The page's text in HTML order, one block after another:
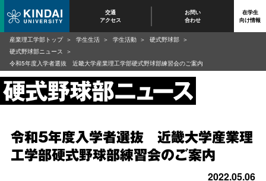
交通
アクセス
お問い
合わせ
在学生
向け情報
令和5年度入学者選抜 近畿大学産業理
工学部硬式野球部練習会のご案内
2022.05.06
産業理工学部トップ 学生生活 学生活動
硬式野球部
硬式野球部ニュース
令和5年度入学者選抜 近畿大学産業理工学部硬式野球部練習会のご案内